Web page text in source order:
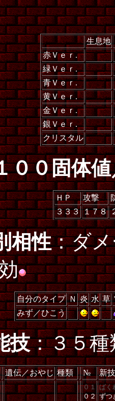
生息地
赤Ｖｅｒ.
緑Ｖｅｒ.
青Ｖｅｒ.
黄Ｖｅｒ.
金Ｖｅｒ.
銀Ｖｅｒ.
クリスタル
００固体
ＨＰ 攻撃
３３３ １７８
相性：ダ
自分のタイプ Ｎ 炎 水 草
みず／ひこう
技：３５種
遺伝／おやじ 種類 № 新
０１
０２
ばく
ずつ